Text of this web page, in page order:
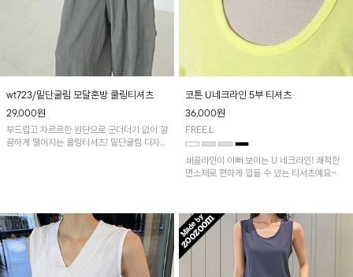
wt723/밑단굴림 모달혼방 쿨링티셔츠
29,000원
부드럽고 차르르한 원단으로 군더더기 없이 깔
끔하게 떨어지는 쿨링티셔츠! 밑단굴림 디자인
코튼 U네크라인 5부 티셔츠
36,000원
FREE,L
쇄골라인이 이뻐 보이는 U 네크라인! 쾌적한
면소재로 편하게 입을 수 있는 티셔츠예요~